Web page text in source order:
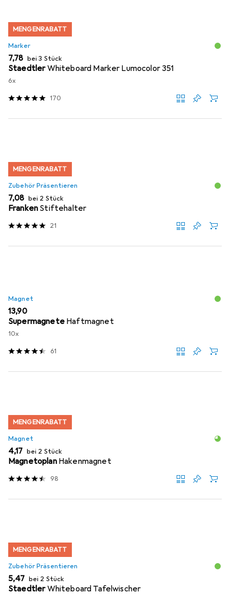
MENGENRABATT
Marker
EUR
7,78 bei 3 Stück
StaedtlerWhiteboard Marker Lumocolor 351
6x
170
MENGENRABATT
Zubehör Präsentieren
EUR
7,08 bei 2 Stück
Franken Stiftehalter
21
Magnet
EUR
13,90
Supermagnete Haftmagnet
10x
61
MENGENRABATT
Magnet
EUR
4,17 bei 2 Stück
Magnetoplan Hakenmagnet
98
MENGENRABATT
Zubehör Präsentieren
EUR
5,47 bei 2 Stück
StaedtlerWhiteboard Tafelwischer